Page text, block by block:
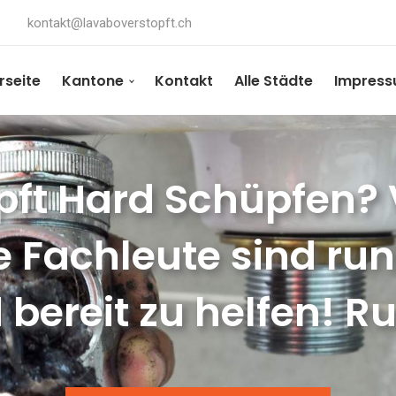
kontakt@lavaboverstopft.ch
Kantone Kontakt Alle Städte
Hard Schüpfen?
Fachleute sind
zu helfen!